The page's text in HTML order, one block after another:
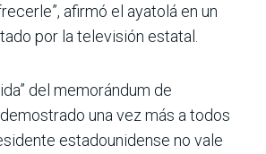
afirmó el ayatolá en un
por la televisión estatal.
del memorándum de
una vez más a todos
estadounidense no vale